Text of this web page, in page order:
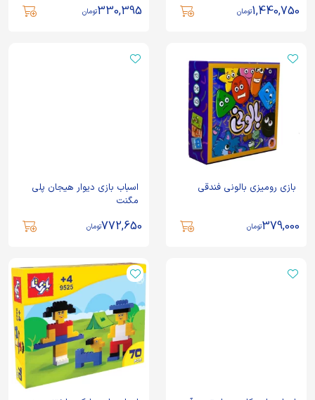
1,440,750تومان 330,395تومان
بازی رومیزی بالونی فندقی
379,000تومان
اسباب بازی دیوار هیجان پلی
مگنت
772,650تومان